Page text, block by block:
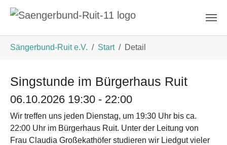
Sängerbund-Ruit e.V. Start Detail
Singstunde im Bürgerhaus Ruit
06.10.2026 19:30 - 22:00
Wir treffen uns jeden Dienstag, um 19:30 Uhr bis ca.
22:00 Uhr im Bürgerhaus Ruit. Unter der Leitung von
Frau Claudia Großekathöfer studieren wir Liedgut vieler